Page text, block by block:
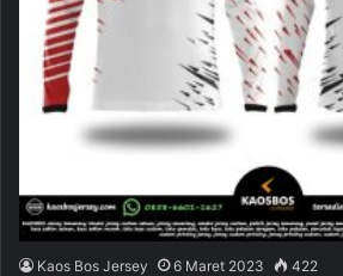
Kaos Bos Jersey 6 Maret 2023 422